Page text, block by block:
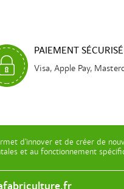
PAIEMENT SÉCURISÉ
Visa, Apple Pay,
d’innover et de créer de
et au fonctionnement